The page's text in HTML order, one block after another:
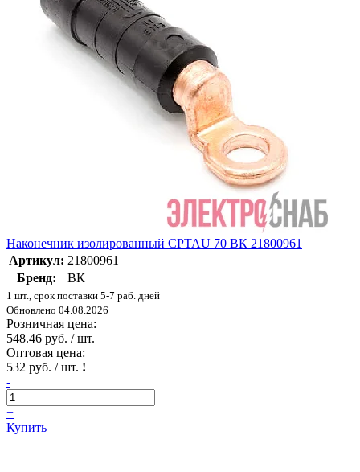
Наконечник изолированный CPTAU 70 ВК 21800961
Артикул: 21800961
Бренд:
ВК
1 шт., срок поставки 5-7 раб. дней
Обновлено 04.08.2026
Розничная цена:
548.46 руб. / шт.
Оптовая цена:
532 руб. / шт. !
-
+
Купить